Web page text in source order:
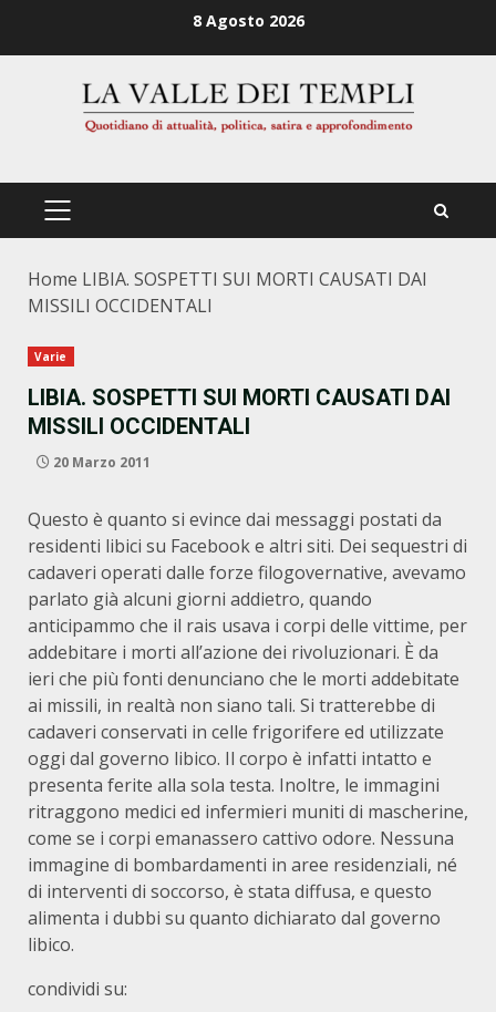
8 Agosto 2026
PRIMÄRES
Home LIBIA. SOSPETTI SUI MORTI CAUSATI DAI
MISSILI OCCIDENTALI
Varie
LIBIA. SOSPETTI SUI MORTI CAUSATI DAI
MISSILI OCCIDENTALI
20 Marzo 2011
Questo è quanto si evince dai messaggi postati da
residenti libici su Facebook e altri siti. Dei sequestri di
cadaveri operati dalle forze filogovernative, avevamo
parlato già alcuni giorni addietro, quando
anticipammo che il rais usava i corpi delle vittime, per
addebitare i morti all’azione dei rivoluzionari. È da
ieri che più fonti denunciano che le morti addebitate
ai missili, in realtà non siano tali. Si tratterebbe di
cadaveri conservati in celle frigorifere ed utilizzate
oggi dal governo libico. Il corpo è infatti intatto e
presenta ferite alla sola testa. Inoltre, le immagini
ritraggono medici ed infermieri muniti di mascherine,
come se i corpi emanassero cattivo odore. Nessuna
immagine di bombardamenti in aree residenziali, né
di interventi di soccorso, è stata diffusa, e questo
alimenta i dubbi su quanto dichiarato dal governo
libico.
condividi su: